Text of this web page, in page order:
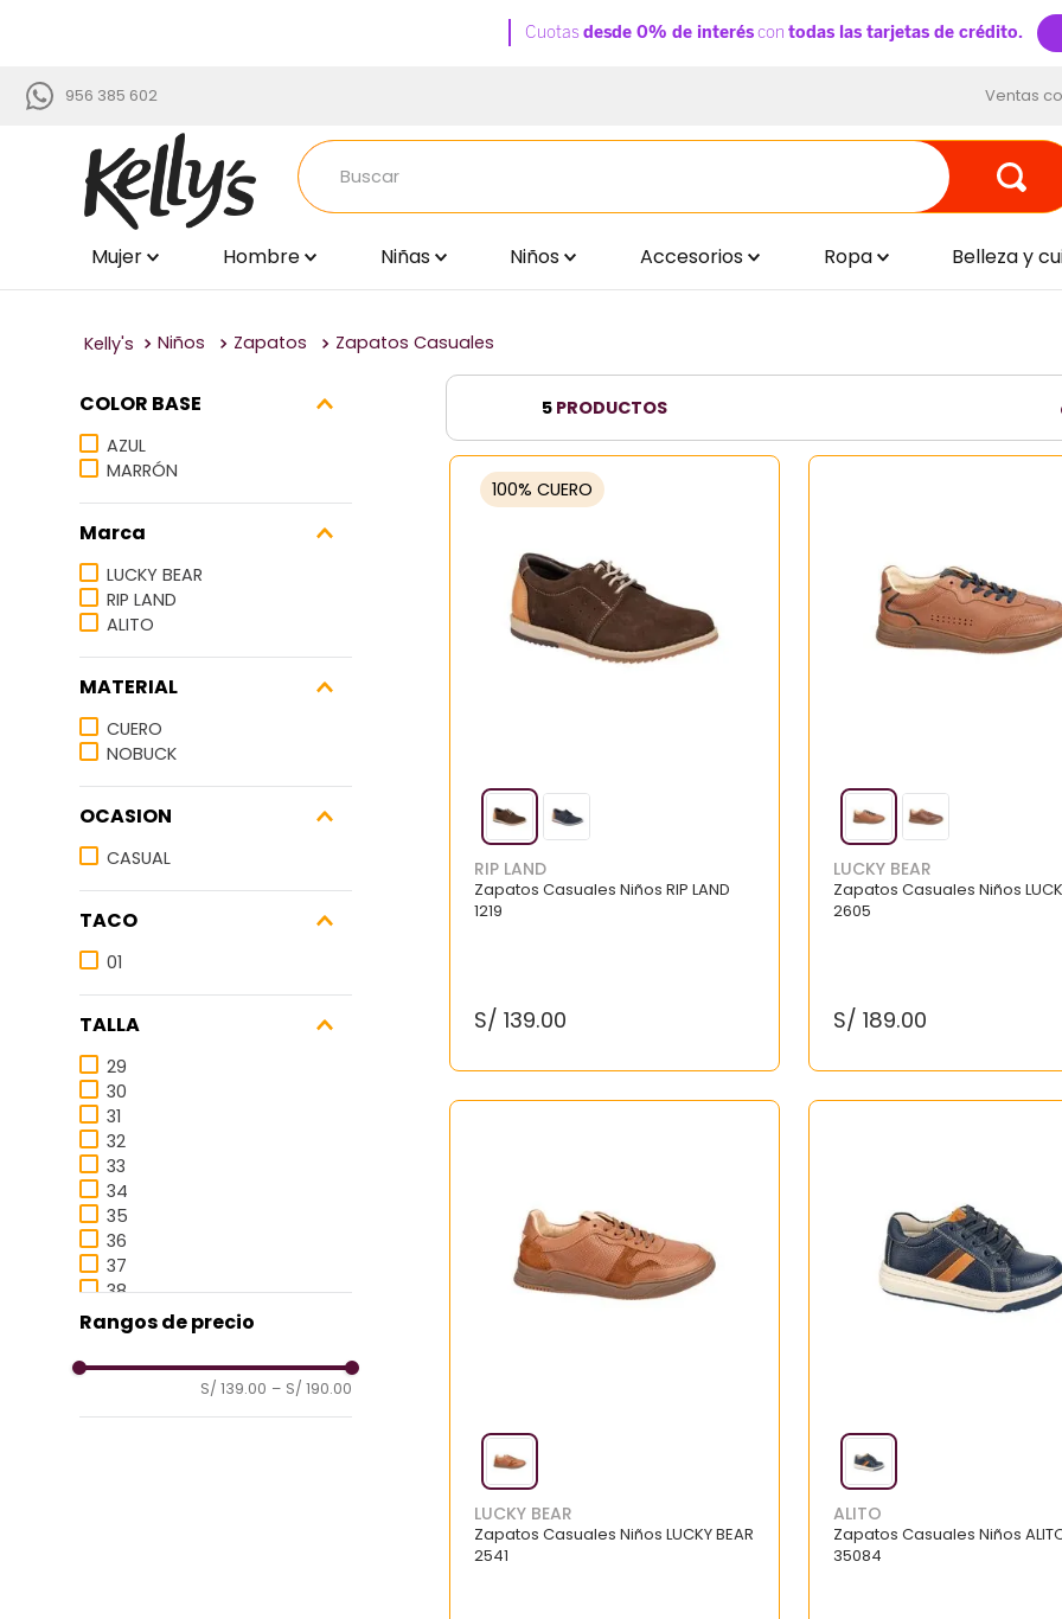
956 385 602 Ventas
Buscar
Mujer Hombre Niñas Niños Accesorios Ropa Belleza y
Niños Zapatos Zapatos Casuales
COLOR BASE
AZUL
MARRÓN
Marca
LUCKY BEAR
RIP LAND
ALITO
MATERIAL
CUERO
NOBUCK
OCASION
CASUAL
TACO
01
TALLA
29
30
31
32
33
34
35
36
37
38
Rangos de precio
S/ 139.00 – S/ 190.00
5 PRODUCTOS
100% CUERO
RIP LAND
Zapatos Casuales Niños RIP LAND
1219
S/ 139.00
LUCKY BEAR
Zapatos Casuales Niños
2605
S/ 189.00
LUCKY BEAR
Zapatos Casuales Niños LUCKY BEAR
2541
ALITO
Zapatos Casuales Niños
35084
TÉRMINOS MÁS BUSCADOS
1.
zapatillas
sandalias
.
6.
time chopper
.
10. zapatillas mujer